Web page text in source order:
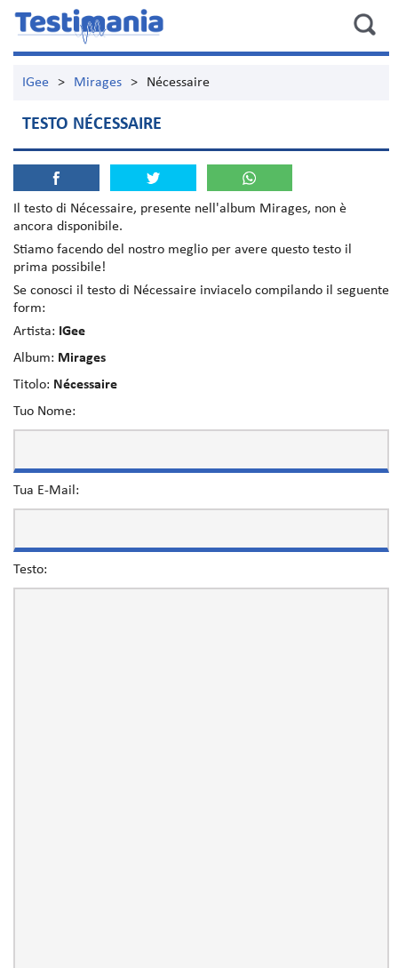
IGee > Mirages > Nécessaire
TESTO NÉCESSAIRE
Il testo di Nécessaire, presente nell'album Mirages, non è
ancora disponibile.
Stiamo facendo del nostro meglio per avere questo testo il
prima possibile!
Se conosci il testo di Nécessaire inviacelo compilando il seguente
form:
Artista: IGee
Album: Mirages
Titolo: Nécessaire
Tuo Nome:
Tua E-Mail:
Testo: